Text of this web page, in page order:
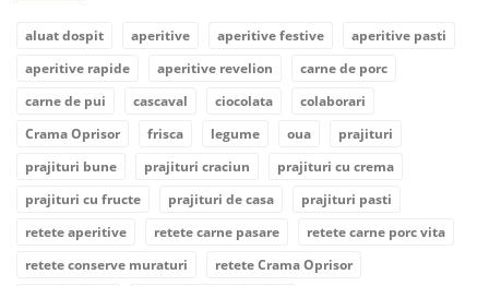
aluat dospit aperitive aperitive festive
aperitive pasti
aperitive rapide
aperitive revelion
carne de porc
carne de pui
cascaval ciocolata
colaborari
Crama Oprisor
frisca legume oua
prajituri
prajituri bune
prajituri craciun
prajituri cu crema
prajituri cu fructe
prajituri de casa
prajituri pasti
retete aperitive
retete carne pasare
retete carne porc vita
retete conserve muraturi
retete Crama Oprisor